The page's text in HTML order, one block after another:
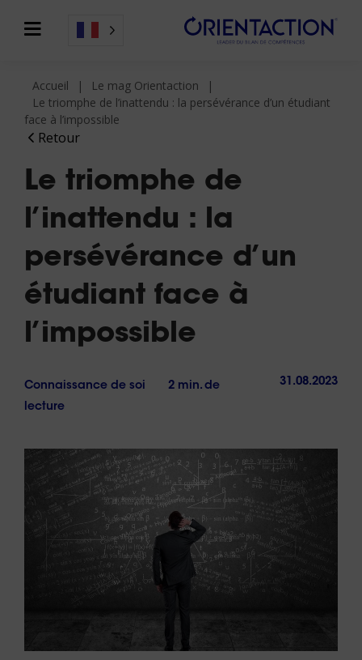
Retour
Accueil
Le mag Orientaction
Le triomphe de l’inattendu : la persévérance d’un étudiant
face à l’impossible
Le triomphe de
l’inattendu : la
persévérance d’un
étudiant face à
l’impossible
Connaissance de soi
2 min. de
lecture
31.08.2023